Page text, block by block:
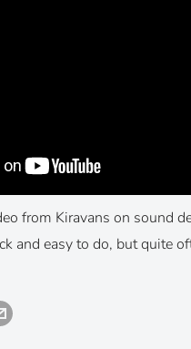
from Kiravans on sound
and easy to do, but quite